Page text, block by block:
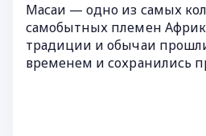
Масаи — одно из самых
самобытных племен
традиции и обычаи
временем и сохранились